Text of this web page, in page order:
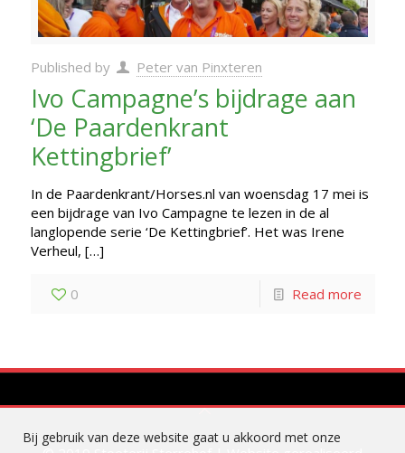
Published by Peter van Pinxteren
Ivo Campagne’s bijdrage aan
‘De Paardenkrant
Kettingbrief’
In de Paardenkrant/Horses.nl van woensdag 17 mei is
een bijdrage van Ivo Campagne te lezen in de al
langlopende serie ‘De Kettingbrief’. Het was Irene
Verheul, […]
0 Read more
Bij gebruik van deze website gaat u akkoord met onze